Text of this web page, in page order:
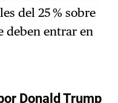
del 25 % sobre
deben entrar en